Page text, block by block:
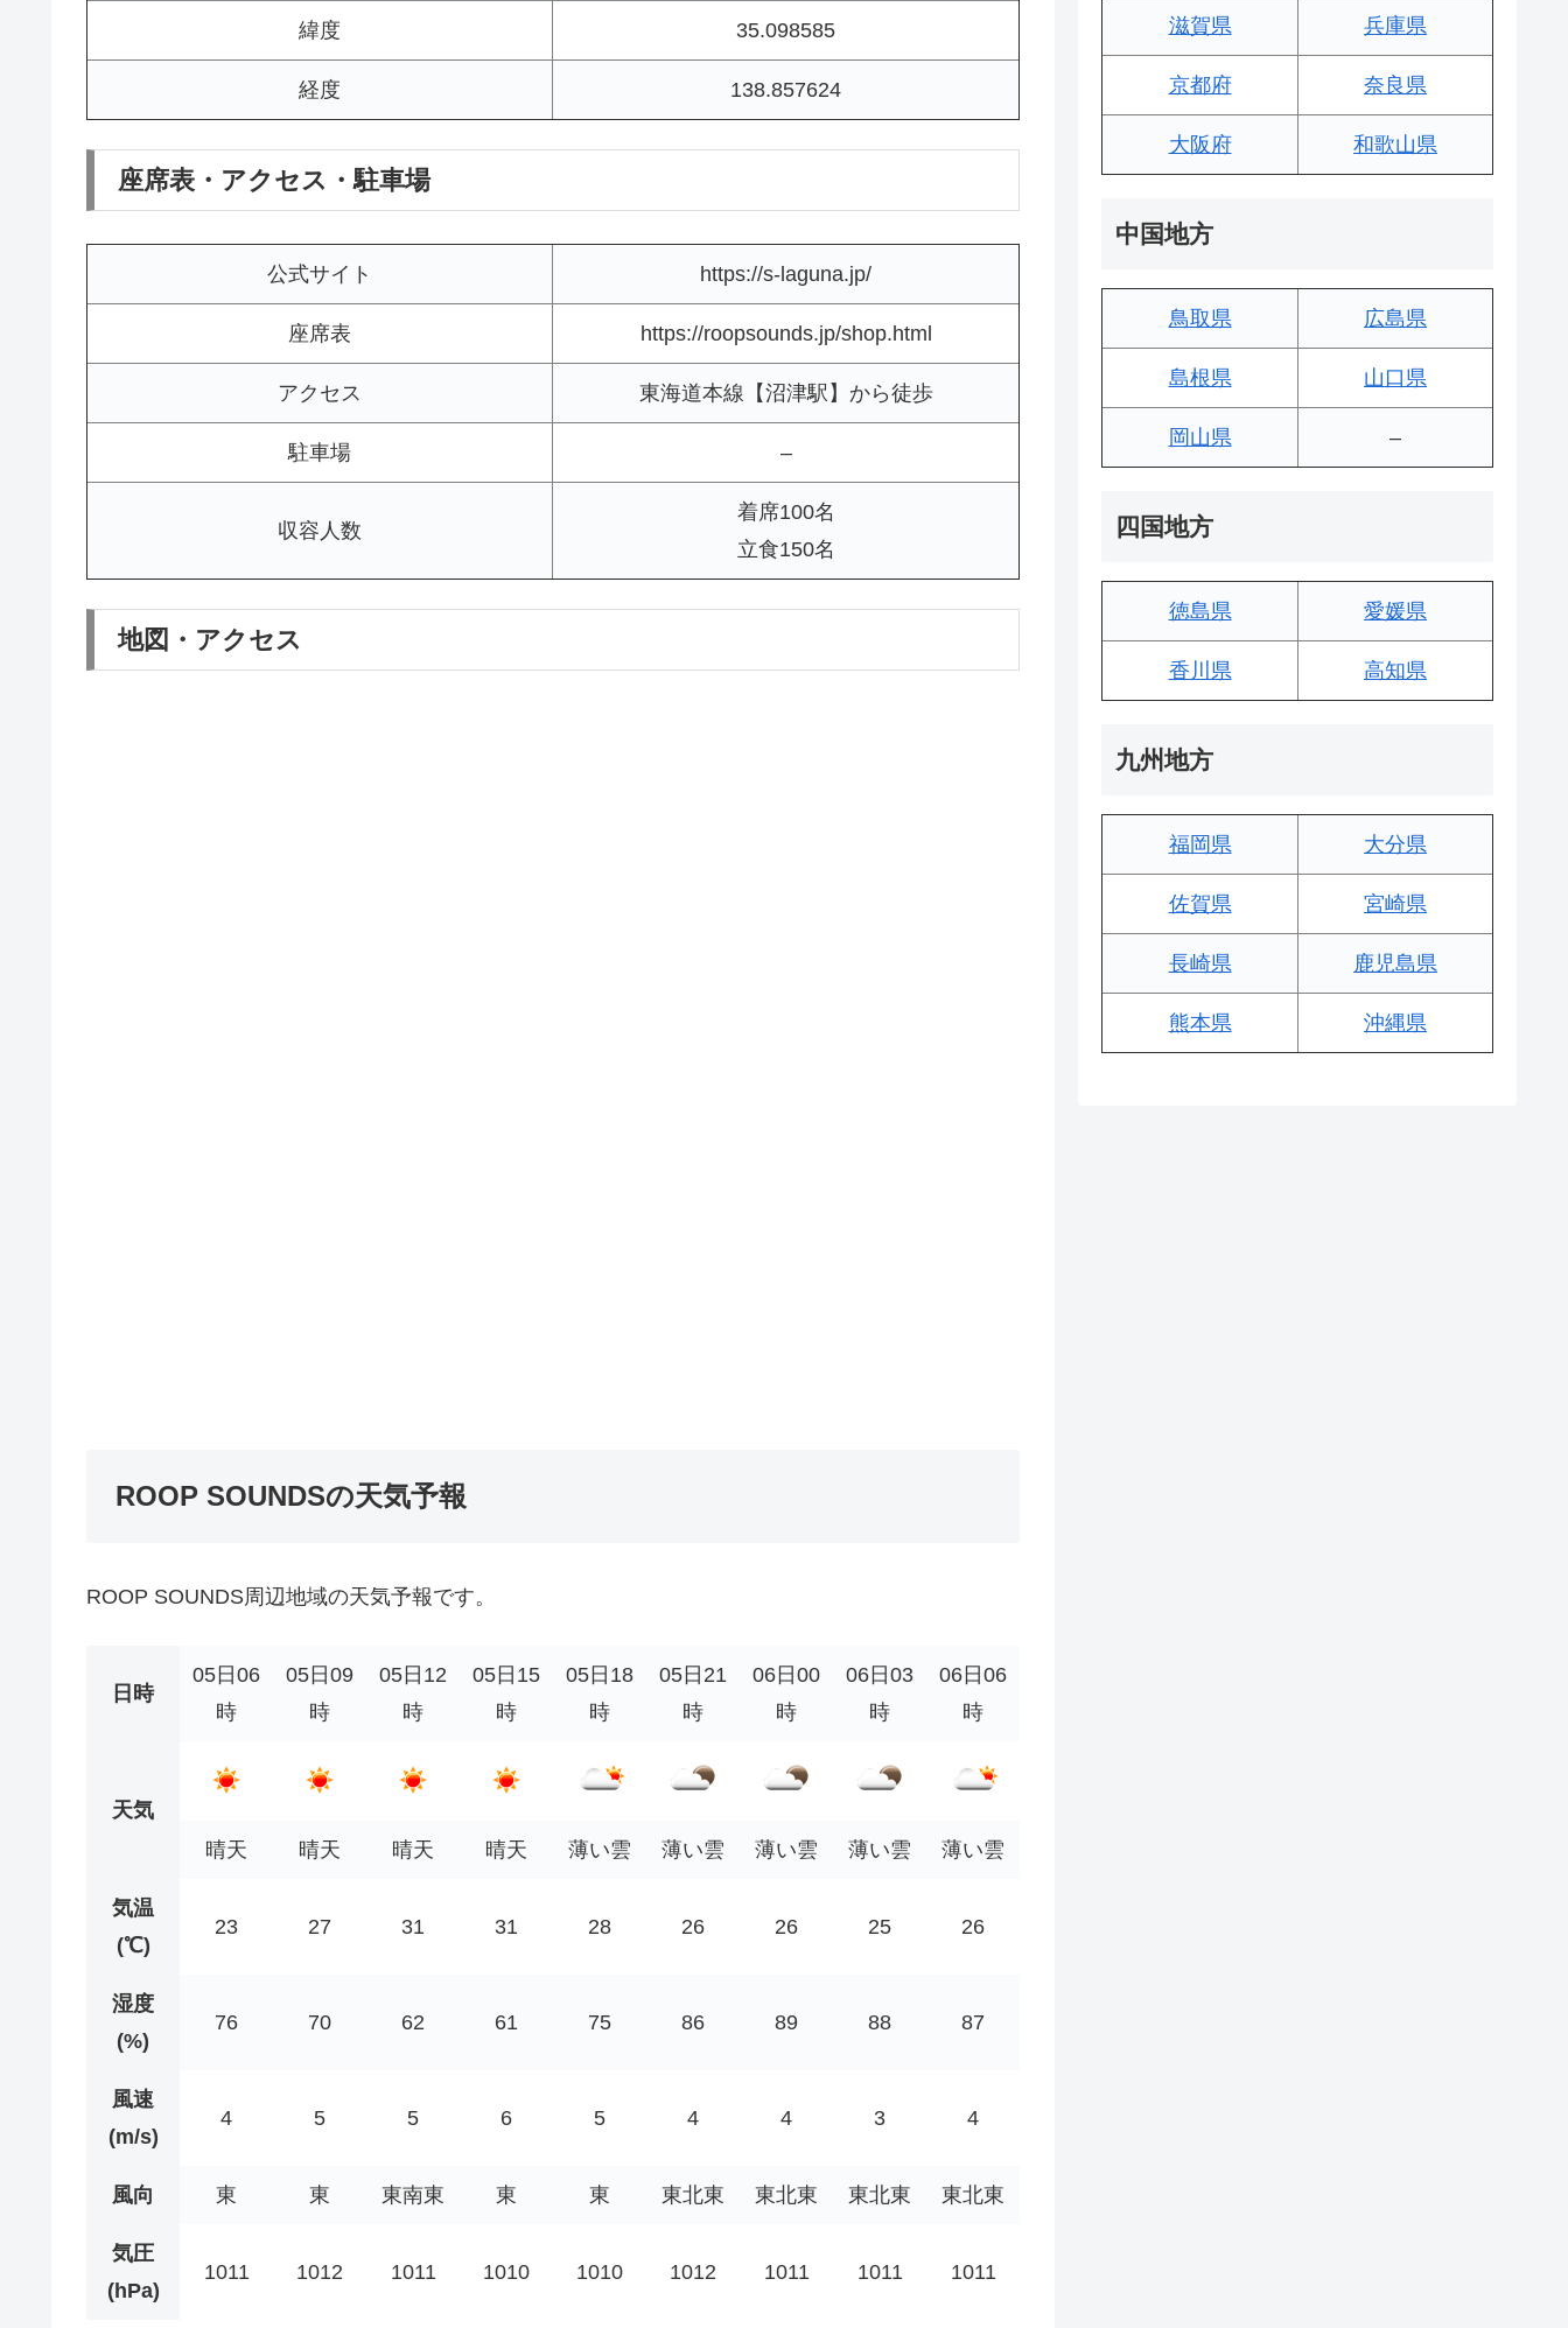
緯度 35.098585
経度 138.857624
座席表・アクセス・駐車場
公式サイト https://s-laguna.jp/
座席表 https://roopsounds.jp/shop.html
アクセス 東海道本線【沼津駅】から徒歩
駐車場 –
収容人数
着席100名
立食150名
地図・アクセス
ROOP SOUNDSの天気予報
ROOP SOUNDS周辺地域の天気予報です。
日時
05日06
時
05日09
時
05日12
時
05日15
時
05日18
時
05日21
時
06日00
時
06日03
時
06日06
時
天気
晴天
晴天 晴天 晴天 薄い雲 薄い雲 薄い雲 薄い雲 薄い雲
気温
(℃)
23 27 31 31 28 26 26 25 26
湿度
(%)
76 70 62 61 75 86 89 88 87
風速
(m/s)
4 5 5 6 5 4 4 3 4
風向 東 東 東南東 東 東 東北東 東北東 東北東 東北東
気圧
(hPa)
1011 1012 1011 1010 1010 1012 1011 1011 1011
滋賀県 兵庫県
京都府 奈良県
大阪府 和歌山県
中国地方
鳥取県 広島県
島根県 山口県
岡山県 –
四国地方
徳島県 愛媛県
香川県 高知県
九州地方
福岡県 大分県
佐賀県 宮崎県
長崎県 鹿児島県
熊本県 沖縄県